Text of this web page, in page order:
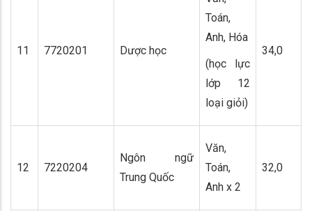
11 7720201 Dược học
Toán,
Anh, Hóa
(học lực
lớp 12
loại giỏi)
34,0
12 7220204
Ngôn ngữ
Trung Quốc
Văn,
Toán,
Anh x 2
32,0